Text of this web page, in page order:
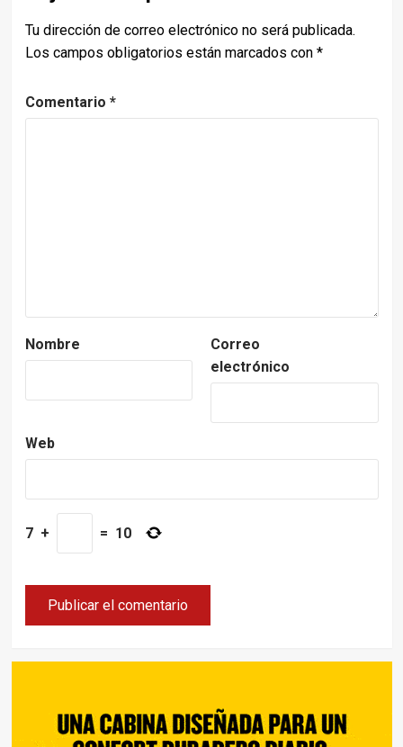
Tu dirección de correo electrónico no será publicada.
Los campos obligatorios están marcados con *
Comentario *
Nombre
Correo
electrónico
Web
7 + = 10